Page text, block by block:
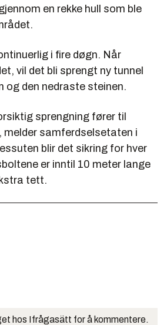
en rekke hull som ble
i fire døgn. Når
vil det bli sprengt ny tunnel
og den nedraste steinen.
sprengning fører til
melder samferdselsetaten i
blir det sikring for hver
er inntil 10 meter lange
tett.
hos Ifrågasätt for å kommentere.